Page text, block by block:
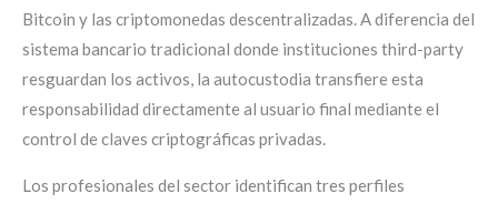
Bitcoin y las criptomonedas descentralizadas. A diferencia del
sistema bancario tradicional donde instituciones third-party
resguardan los activos, la autocustodia transfiere esta
responsabilidad directamente al usuario final mediante el
control de claves criptográficas privadas.
Los profesionales del sector identifican tres perfiles